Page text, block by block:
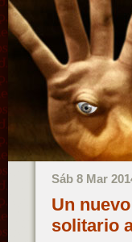
Sáb 8 Mar
Un
solitario